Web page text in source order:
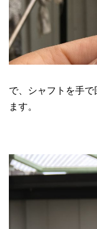
で、シャフトを手
ます。